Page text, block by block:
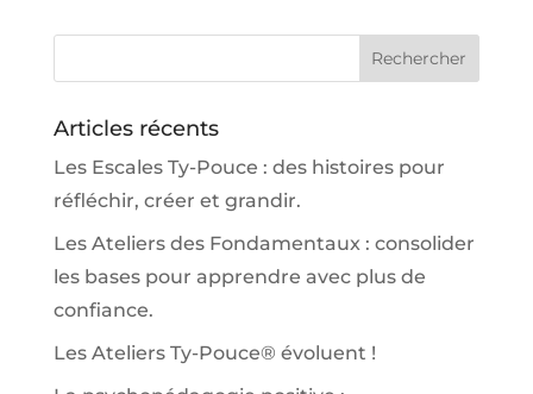
Articles récents
Les Escales Ty-Pouce : des histoires pour
réfléchir, créer et grandir.
Les Ateliers des Fondamentaux : consolider
les bases pour apprendre avec plus de
confiance.
Les Ateliers Ty-Pouce® évoluent !